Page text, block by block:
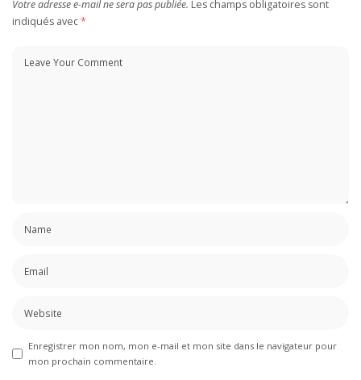
Votre adresse e-mail ne sera pas publiée. Les champs obligatoires sont
indiqués avec*
Enregistrer mon nom, mon e-mail et mon site dans le navigateur pour
mon prochain commentaire.